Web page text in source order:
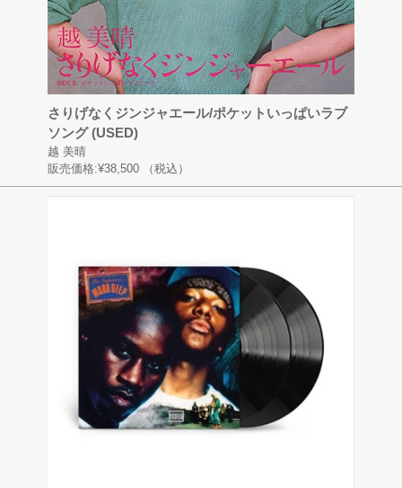
さりげなくジンジャエール/ポケットいっぱいラブ
ソング (USED)
越 美晴
販売価格:¥38,500 （税込）